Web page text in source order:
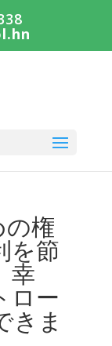
の権
を節
幸
ロー
きま